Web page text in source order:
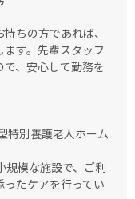
ちの方であれば、
す。先輩スタッフ
、安心して勤務を
特別養護老人ホーム
規模な施設で、ご利
たケアを行ってい